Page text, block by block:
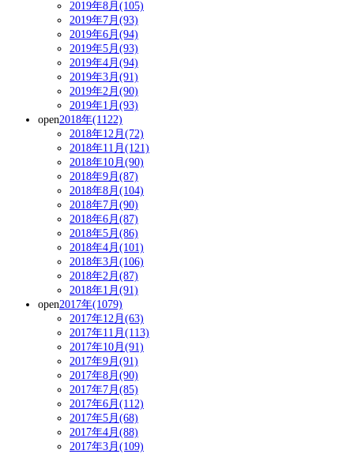
2019年8月(105)
2019年7月(93)
2019年6月(94)
2019年5月(93)
2019年4月(94)
2019年3月(91)
2019年2月(90)
2019年1月(93)
open2018年(1122)
2018年12月(72)
2018年11月(121)
2018年10月(90)
2018年9月(87)
2018年8月(104)
2018年7月(90)
2018年6月(87)
2018年5月(86)
2018年4月(101)
2018年3月(106)
2018年2月(87)
2018年1月(91)
open2017年(1079)
2017年12月(63)
2017年11月(113)
2017年10月(91)
2017年9月(91)
2017年8月(90)
2017年7月(85)
2017年6月(112)
2017年5月(68)
2017年4月(88)
2017年3月(109)